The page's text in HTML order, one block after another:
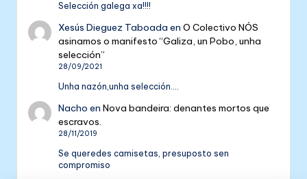
Selección galega xa!!!!
Xesús Dieguez Taboada enO Colectivo NÓS
asinamos o manifesto “Galiza, un Pobo, unha
selección”
28/09/2021
Unha nazón,unha selección....
Nacho enNova bandeira: denantes mortos que
escravos.
28/11/2019
Se queredes camisetas, presuposto sen
compromiso